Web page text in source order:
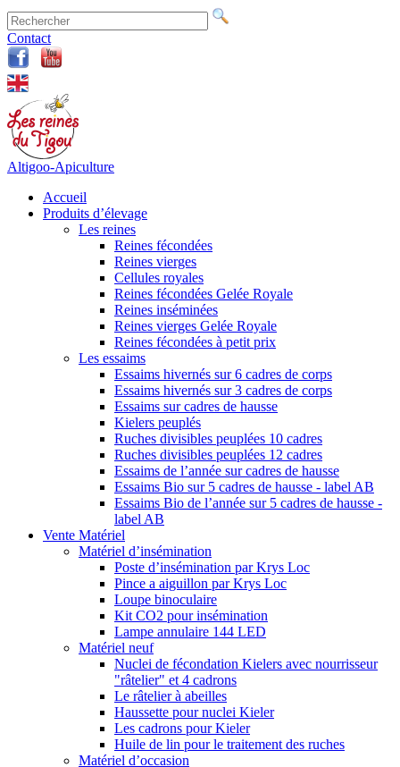
Contact
Altigoo-Apiculture
Accueil
Produits d’élevage
Les reines
Reines fécondées
Reines vierges
Cellules royales
Reines fécondées Gelée Royale
Reines inséminées
Reines vierges Gelée Royale
Reines fécondées à petit prix
Les essaims
Essaims hivernés sur 6 cadres de corps
Essaims hivernés sur 3 cadres de corps
Essaims sur cadres de hausse
Kielers peuplés
Ruches divisibles peuplées 10 cadres
Ruches divisibles peuplées 12 cadres
Essaims de l’année sur cadres de hausse
Essaims Bio sur 5 cadres de hausse - label AB
Essaims Bio de l’année sur 5 cadres de hausse -
label AB
Vente Matériel
Matériel d’insémination
Poste d’insémination par Krys Loc
Pince a aiguillon par Krys Loc
Loupe binoculaire
Kit CO2 pour insémination
Lampe annulaire 144 LED
Matériel neuf
Nuclei de fécondation Kielers avec nourrisseur
"râtelier" et 4 cadrons
Le râtelier à abeilles
Haussette pour nuclei Kieler
Les cadrons pour Kieler
Huile de lin pour le traitement des ruches
Matériel d’occasion